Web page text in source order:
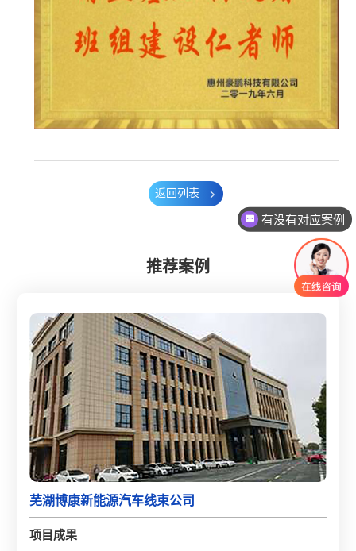
返回列表
推荐案例
芜湖博康新能源汽车线束公司
项目成果
有没有对应案例